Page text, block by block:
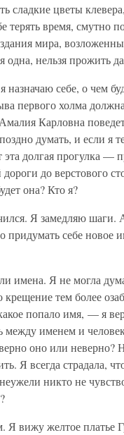
сладкие цветы
терять время, смутно
мира,
одна, нельзя прожить
себе, о чем
первого холма
Карловна
думать, и если я
эта долгая прогулка —
до верстового
она? Кто я?
Я замедляю шаги.
себе новое
имена. Я не могла
тем более
попало имя, — я
между именем и
оно или неверно?
Я всегда страдала,
никто не
Я вижу желтое платье